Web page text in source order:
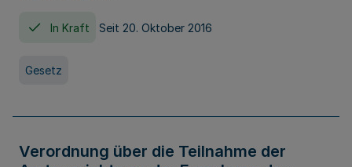
In Kraft Seit 20. Oktober 2016
Gesetz
Verordnung über die Teilnahme der